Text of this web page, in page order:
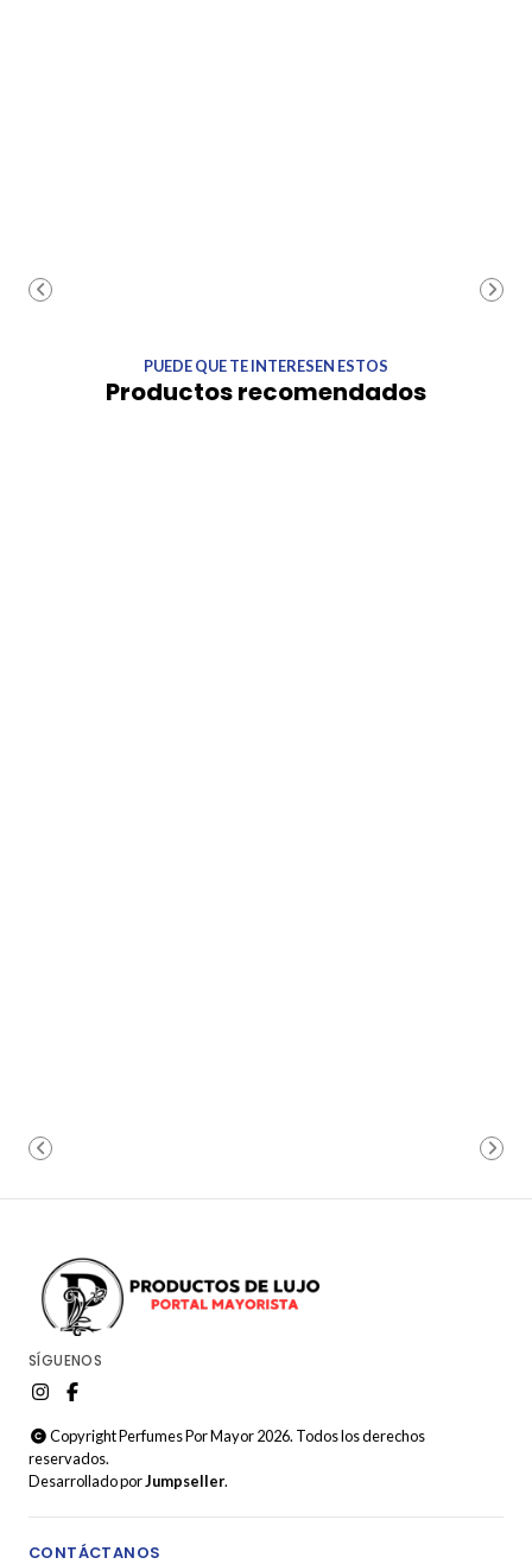
PUEDE QUE TE INTERESEN ESTOS
Productos recomendados
SÍGUENOS
Copyright Perfumes Por Mayor 2026. Todos los derechos
reservados.
Desarrollado porJumpseller.
CONTÁCTANOS